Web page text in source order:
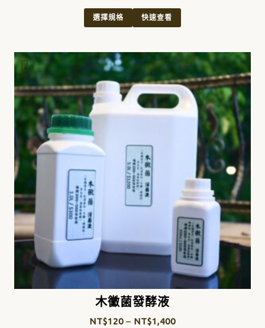
選擇規格 快速查看
木黴菌發酵液
NT$120 – NT$1,400